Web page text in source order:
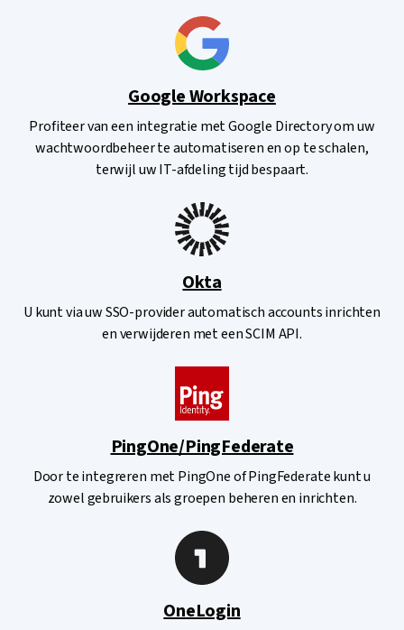
Google Workspace
Profiteer van een integratie met Google Directory om uw
wachtwoordbeheer te automatiseren en op te schalen,
terwijl uw IT-afdeling tijd bespaart.
Okta
U kunt via uw SSO-provider automatisch accounts inrichten
en verwijderen met een SCIM API.
PingOne/PingFederate
Door te integreren met PingOne of PingFederate kunt u
zowel gebruikers als groepen beheren en inrichten.
OneLogin